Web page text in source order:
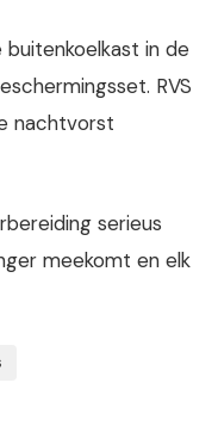
in de
RVS
nachtvorst
serieus
meekomt en elk